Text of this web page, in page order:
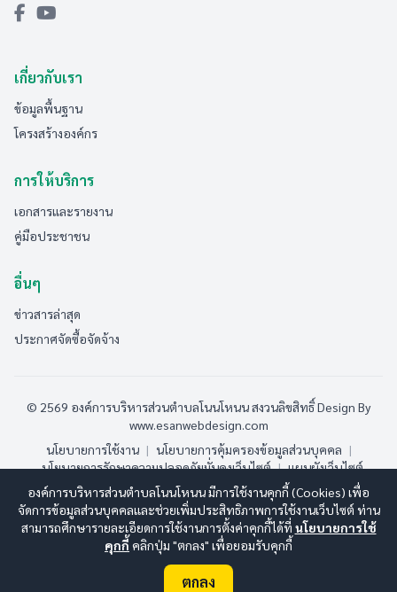
เกี่ยวกับเรา
ข้อมูลพื้นฐาน
โครงสร้างองค์กร
การให้บริการ
เอกสารและรายงาน
คู่มือประชาชน
อื่นๆ
ข่าวสารล่าสุด
ประกาศจัดซื้อจัดจ้าง
© 2569 องค์การบริหารส่วนตำบลโนนโหนน สงวนลิขสิทธิ์Design By
www.esanwebdesign.com
นโยบายการใช้งาน | นโยบายการคุ้มครองข้อมูลส่วนบุคคล |
นโยบายการรักษาความปลอดภัยมั่นคงเว็บไซต์ | แผนผังเว็บไซต์
ออนไลน์:2 ทั้งหมด: 106 (ดูสถิติทั้งหมด)
องค์การบริหารส่วนตำบลโนนโหนน มีการใช้งานคุกกี้ (Cookies) เพื่อ
จัดการข้อมูลส่วนบุคคลและช่วยเพิ่มประสิทธิภาพการใช้งานเว็บไซต์ ท่าน
สามารถศึกษารายละเอียดการใช้งานการตั้งค่าคุกกี้ได้ที่ นโยบายการใช้
คุกกี้ คลิกปุ่ม "ตกลง" เพื่อยอมรับคุกกี้
ตกลง